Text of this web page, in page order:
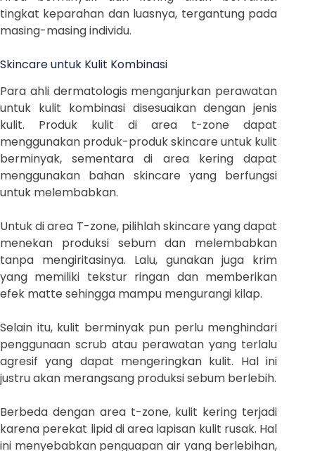
tingkat keparahan dan luasnya, tergantung pada
masing-masing individu.
Skincare untuk Kulit Kombinasi
Para ahli dermatologis menganjurkan perawatan
untuk kulit kombinasi disesuaikan dengan jenis
kulit. Produk kulit di area t-zone dapat
menggunakan produk-produk skincare untuk kulit
berminyak, sementara di area kering dapat
menggunakan bahan skincare yang berfungsi
untuk melembabkan.
Untuk di area T-zone, pilihlah skincare yang dapat
menekan produksi sebum dan melembabkan
tanpa mengiritasinya. Lalu, gunakan juga krim
yang memiliki tekstur ringan dan memberikan
efek matte sehingga mampu mengurangi kilap.
Selain itu, kulit berminyak pun perlu menghindari
penggunaan scrub atau perawatan yang terlalu
agresif yang dapat mengeringkan kulit. Hal ini
justru akan merangsang produksi sebum berlebih.
Berbeda dengan area t-zone, kulit kering terjadi
karena perekat lipid di area lapisan kulit rusak. Hal
ini menyebabkan penguapan air yang berlebihan,